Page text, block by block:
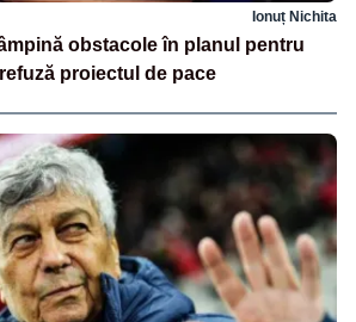
Ionuț Nichita
obstacole în planul pentru
proiectul de pace